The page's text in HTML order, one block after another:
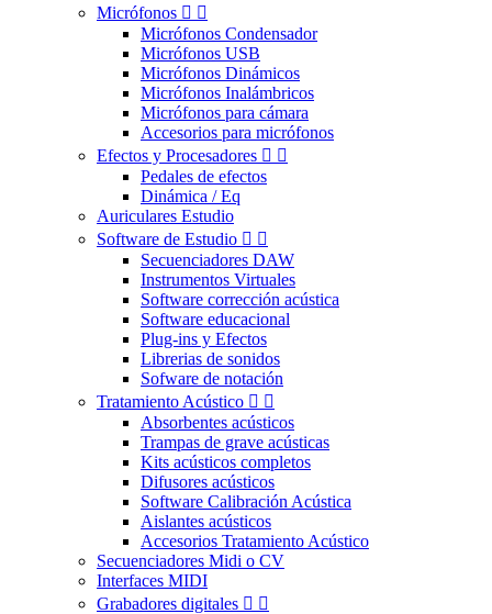
Micrófonos  
Micrófonos Condensador
Micrófonos USB
Micrófonos Dinámicos
Micrófonos Inalámbricos
Micrófonos para cámara
Accesorios para micrófonos
Efectos y Procesadores  
Pedales de efectos
Dinámica / Eq
Auriculares Estudio
Software de Estudio  
Secuenciadores DAW
Instrumentos Virtuales
Software corrección acústica
Software educacional
Plug-ins y Efectos
Librerias de sonidos
Sofware de notación
Tratamiento Acústico  
Absorbentes acústicos
Trampas de grave acústicas
Kits acústicos completos
Difusores acústicos
Software Calibración Acústica
Aislantes acústicos
Accesorios Tratamiento Acústico
Secuenciadores Midi o CV
Interfaces MIDI
Grabadores digitales  